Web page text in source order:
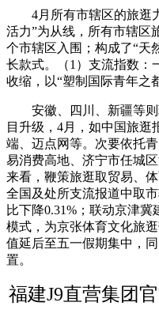
4月所有市辖区的旅逛力
活力”为从线，所有市辖区
个市辖区入围；构成了“天
长款式。（1）支流指数：
收缩，以“塑制国际青年之
安徽、四川、新疆等则
目升级，4月，如中国旅逛
端、迈点网等。次要依托
易消费高地、济宁市任城
来看，鞭策旅逛取贸易、
全国及处所支流报道中取
比下降0.31%；联动京津
模式，为京张体育文化旅
值延后至五一假期集中，
置。
福建J9直营集团